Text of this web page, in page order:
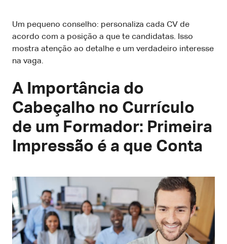
Um pequeno conselho: personaliza cada CV de
acordo com a posição a que te candidatas. Isso
mostra atenção ao detalhe e um verdadeiro interesse
na vaga.
A Importância do
Cabeçalho no Currículo
de um Formador: Primeira
Impressão é a que Conta